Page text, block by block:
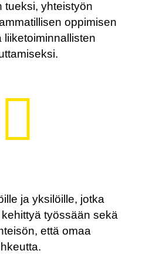
tueksi, yhteistyön
oppimisen
liiketoiminnallisten

ja yksilöille, jotka
työssään sekä
että omaa